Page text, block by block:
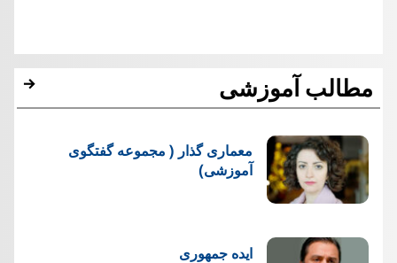
مطالب آموزشی
معماری گذار ( مجموعه گفتگوی
آموزشی)
ایده جمهوری